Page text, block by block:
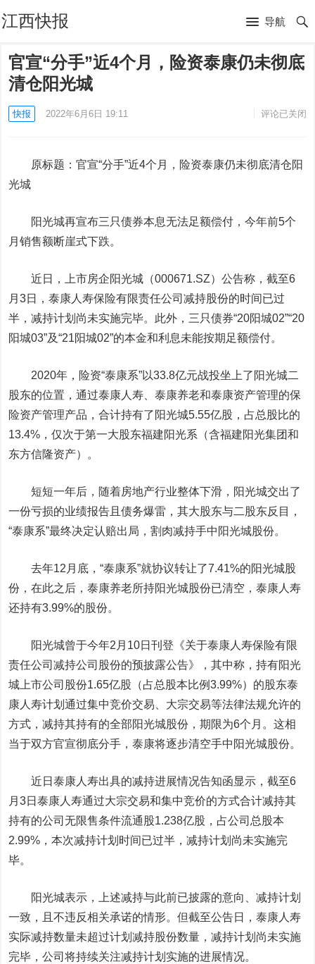
江西快报 导航
官宣“分手”近4个月，险资泰康仍未彻底
清仓阳光城
快报 2022年6月6日 19:11 评论已关闭
原标题：官宣“分手”近4个月，险资泰康仍未彻底清仓阳
光城
阳光城再宣布三只债券本息无法足额偿付，今年前5个
月销售额断崖式下跌。
近日，上市房企阳光城（000671.SZ）公告称，截至6
月3日，泰康人寿保险有限责任公司减持股份的时间已过
半，减持计划尚未实施完毕。此外，三只债券“20阳城02”“20
阳城03”及“21阳城02”的本金和利息未能按期足额偿付。
2020年，险资“泰康系”以33.8亿元战投坐上了阳光城二
股东的位置，通过泰康人寿、泰康养老和泰康资产管理的保
险资产管理产品，合计持有了阳光城5.55亿股，占总股比的
13.4%，仅次于第一大股东福建阳光系（含福建阳光集团和
东方信隆资产）。
短短一年后，随着房地产行业整体下滑，阳光城交出了
一份亏损的业绩报告且债务爆雷，其大股东与二股东反目，
“泰康系”最终决定认赔出局，割肉减持手中阳光城股份。
去年12月底，“泰康系”就协议转让了7.41%的阳光城股
份，在此之后，泰康养老所持阳光城股份已清空，泰康人寿
还持有3.99%的股份。
阳光城曾于今年2月10日刊登《关于泰康人寿保险有限
责任公司减持公司股份的预披露公告》，其中称，持有阳光
城上市公司股份1.65亿股（占总股本比例3.99%）的股东泰
康人寿计划通过集中竞价交易、大宗交易等法律法规允许的
方式，减持其持有的全部阳光城股份，期限为6个月。这相
当于双方官宣彻底分手，泰康将逐步清空手中阳光城股份。
近日泰康人寿出具的减持进展情况告知函显示，截至6
月3日泰康人寿通过大宗交易和集中竞价的方式合计减持其
持有的公司无限售条件流通股1.238亿股，占公司总股本
2.99%，本次减持计划时间已过半，减持计划尚未实施完
毕。
阳光城表示，上述减持与此前已披露的意向、减持计划
一致，且不违反相关承诺的情形。但截至公告日，泰康人寿
实际减持数量未超过计划减持股份数量，减持计划尚未实施
完毕，公司将持续关注减持计划实施的进展情况。